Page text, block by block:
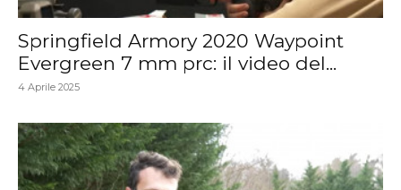
Springfield Armory 2020 Waypoint
Evergreen 7 mm prc: il video del...
4 Aprile 2025